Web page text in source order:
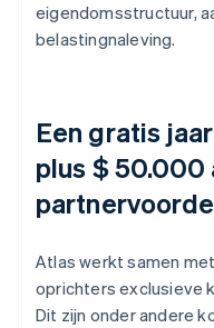
eigendomsstructuur,
belastingnaleving.
Een gratis
plus $ 50.000
Atlas werkt samen met
oprichters exclusieve
Dit zijn onder andere